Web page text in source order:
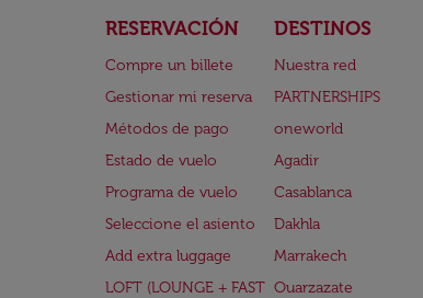
RESERVACIÓN
Compre un billete
Gestionar mi reserva
Métodos de pago
Estado de vuelo
Programa de vuelo
Seleccione el asiento
Add extra luggage
LOFT (LOUNGE + FAST
DESTINOS
Nuestra red
PARTNERSHIPS
oneworld
Agadir
Casablanca
Dakhla
Marrakech
Ouarzazate